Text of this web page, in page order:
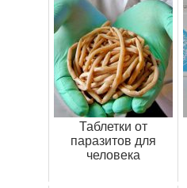
Таблетки от
паразитов для
человека